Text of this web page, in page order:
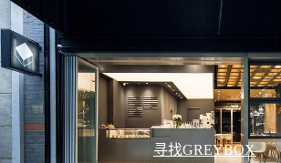
寻找GREYBOX